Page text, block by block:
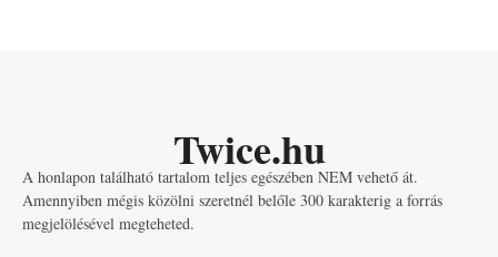
Twice.hu
A honlapon található tartalom teljes egészében NEM vehető át.
Amennyiben mégis közölni szeretnél belőle 300 karakterig a forrás
megjelölésével megteheted.